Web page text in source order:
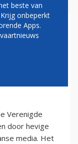
DOOR
Verenigde
door hevige
media. Het
beste van
onbeperkt
Apps.